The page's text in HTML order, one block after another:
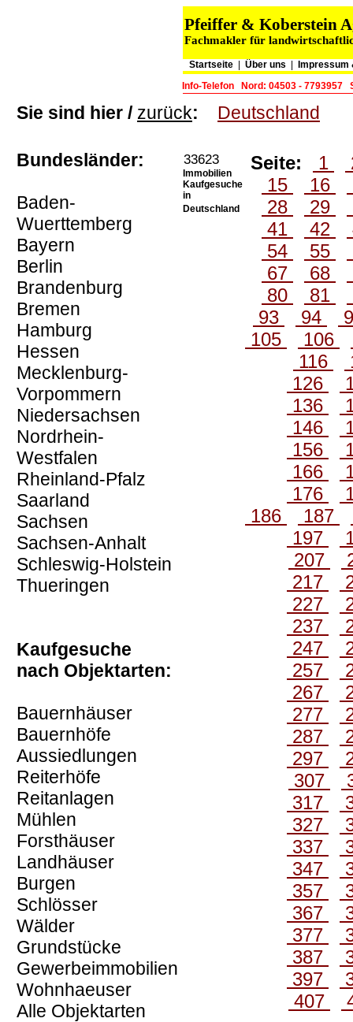
Pfeiffer & Koberstein
Fachmakler für
Startseite |Über uns
Impressum
Info-Telefon
Nord: 04503 - 7793957
Sie sind hier / zurück: Deutschland
Bundesländer:
Baden-
Wuerttemberg
Bayern
Berlin
Brandenburg
Bremen
Hamburg
Hessen
Mecklenburg-
Vorpommern
Niedersachsen
Nordrhein-
Westfalen
Rheinland-Pfalz
Saarland
Sachsen
Sachsen-Anhalt
Schleswig-Holstein
Thueringen
Kaufgesuche
nach Objektarten:
Bauernhäuser
Bauernhöfe
Aussiedlungen
Reiterhöfe
Reitanlagen
Mühlen
Forsthäuser
Landhäuser
Burgen
Schlösser
Wälder
Grundstücke
Gewerbeimmobilien
Wohnhaeuser
Alle Objektarten
33623
Immobilien
Kaufgesuche
in
Deutschland
Seite: 1
15
16
28
29
41
42
54
55
67
68
80
81
93
94
105
106
116
126
136
146
156
166
176
186
187
197
207
217
227
237
247
257
267
277
287
297
307
317
327
337
347
357
367
377
387
397
407